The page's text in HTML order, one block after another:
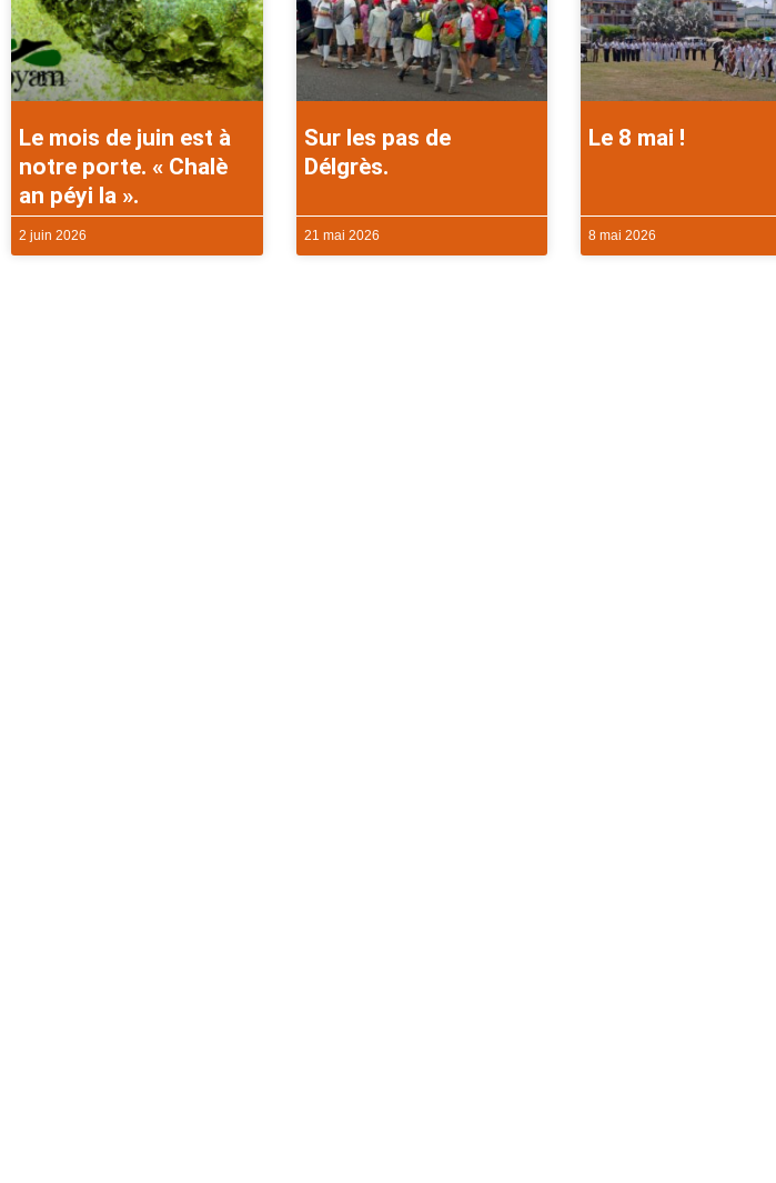
Le mois de juin est à
notre porte. « Chalè
an péyi la ».
2 juin 2026
Sur les pas de
Délgrès.
21 mai 2026
Le 8 mai !
8 mai 2026